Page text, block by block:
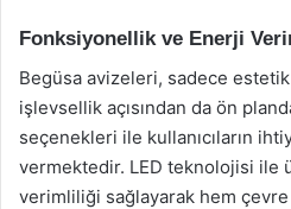
Fonksiyonellik ve Enerji
Begüsa avizeleri, sadece
işlevsellik açısından da ön
seçenekleri ile kullanıcıların
vermektedir. LED teknolojisi ile
verimliliği sağlayarak hem